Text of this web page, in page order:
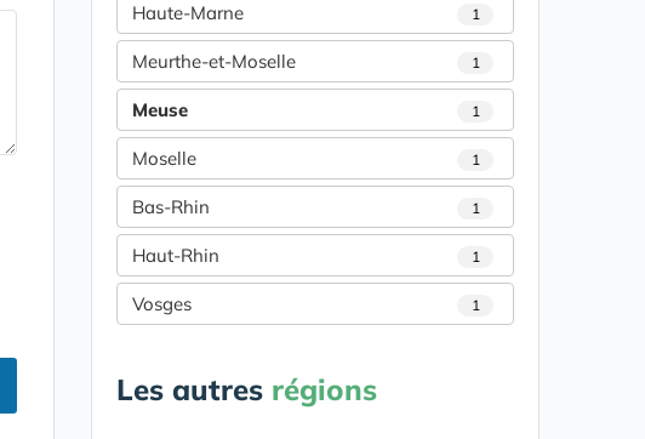
Haute-Marne 1
Meurthe-et-Moselle 1
Meuse 1
Moselle 1
Bas-Rhin 1
Haut-Rhin 1
Vosges 1
Les autres régions